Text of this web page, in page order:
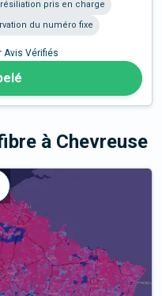
résiliation pris en charge
du numéro fixe
Avis Vérifiés
à Chevreuse